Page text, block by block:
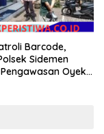
Barcode,
Sidemen
Oyek